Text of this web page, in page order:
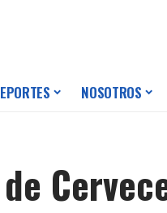
NOSOTROS